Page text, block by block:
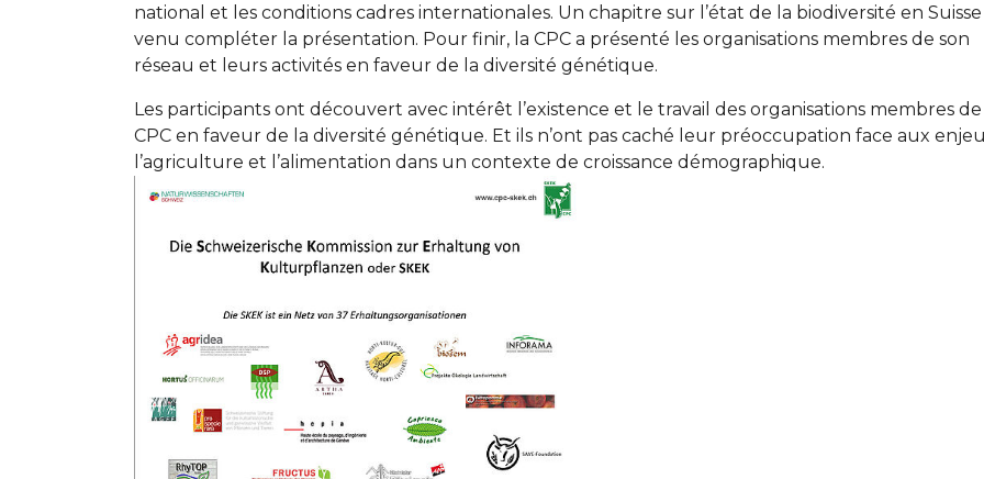
national et les conditions cadres internationales. Un chapitre sur l’état de la biodiversité en
venu compléter la présentation. Pour finir, la CPC a présenté les organisations membres de son
réseau et leurs activités en faveur de la diversité génétique.
Les participants ont découvert avec intérêt l’existence et le travail des organisations membres de
CPC en faveur de la diversité génétique. Et ils n’ont pas caché leur préoccupation face aux
l’agriculture et l’alimentation dans un contexte de croissance démographique.